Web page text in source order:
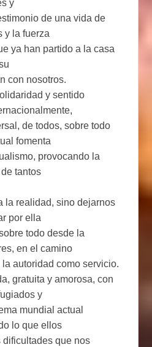
y
de una vida de
y la fuerza
ya han partido a la casa
con nosotros.
y sentido
de todos, sobre todo
fomenta
provocando la
tantos
la realidad, sino dejarnos
por ella
todo desde la
en el camino
autoridad como servicio.
gratuita y amorosa, con
y
mundial actual
lo que ellos
dificultades que nos